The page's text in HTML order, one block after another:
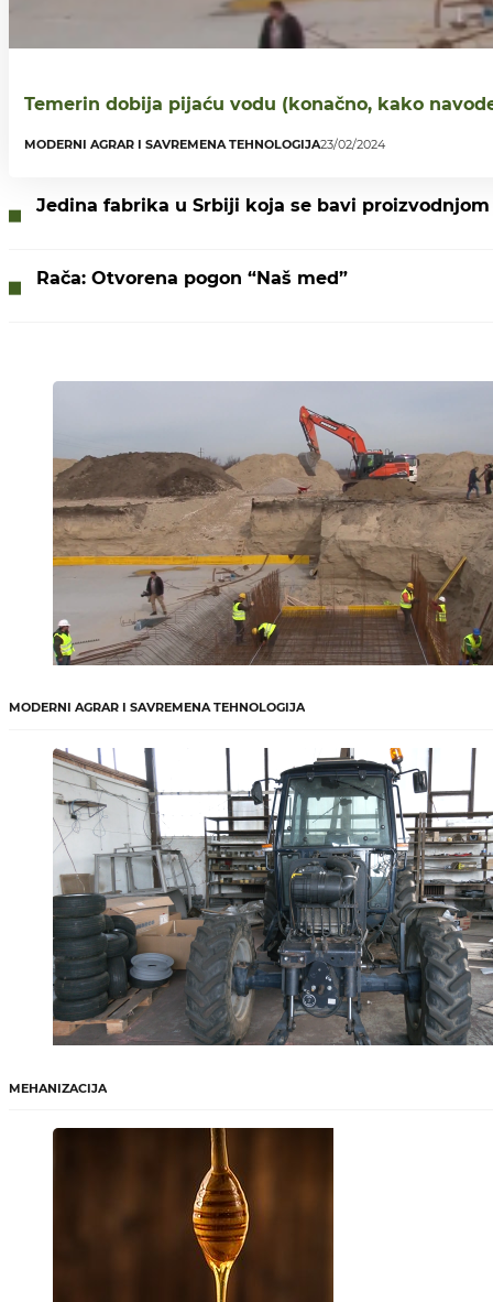
Temerin dobija pijaću vodu (konačno, kako
MODERNI AGRAR I SAVREMENA TEHNOLOGIJA23/02/2024
Jedina fabrika u Srbiji koja se bavi
Rača: Otvorena pogon “Naš med”
MODERNI AGRAR I SAVREMENA TEHNOLOGIJA
MEHANIZACIJA